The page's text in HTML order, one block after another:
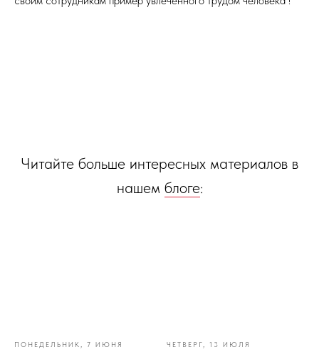
Читайте больше интересных материалов в
нашем блоге:
ПОНЕДЕЛЬНИК, 7 ИЮНЯ ЧЕТВЕРГ, 13 ИЮЛЯ